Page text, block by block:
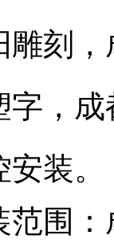
雕刻
，
装。
围：